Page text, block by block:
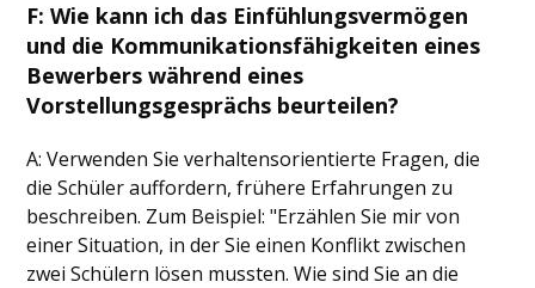
F: Wie kann ich das Einfühlungsvermögen
und die Kommunikationsfähigkeiten eines
Bewerbers während eines
Vorstellungsgesprächs beurteilen?
A: Verwenden Sie verhaltensorientierte Fragen, die
die Schüler auffordern, frühere Erfahrungen zu
beschreiben. Zum Beispiel: "Erzählen Sie mir von
einer Situation, in der Sie einen Konflikt zwischen
zwei Schülern lösen mussten. Wie sind Sie an die